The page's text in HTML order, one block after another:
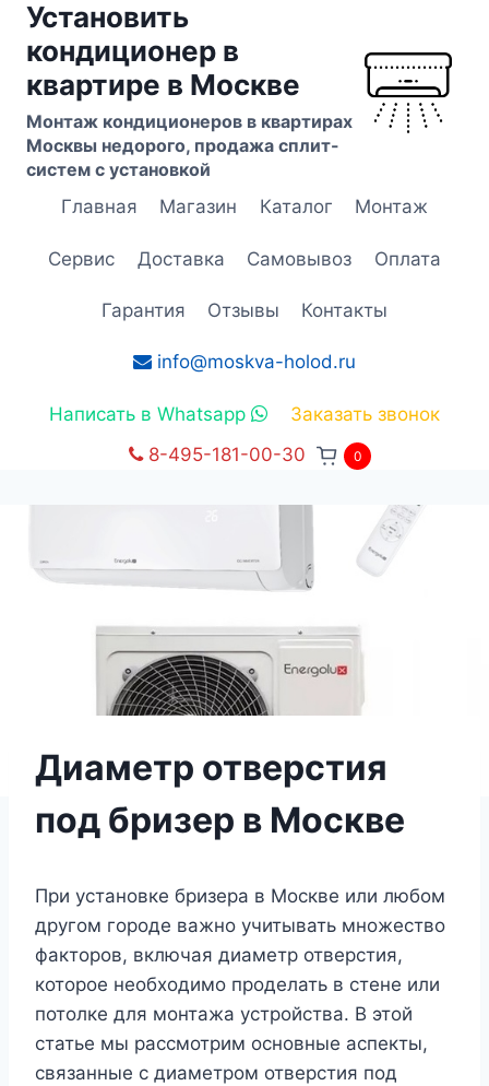
Перейти
содержимому
Установить
кондиционер в
квартире в Москве
Монтаж кондиционеров в квартирах
Москвы недорого, продажа сплит-
систем с установкой
Главная
Магазин Каталог Монтаж
Сервис Доставка Самовывоз Оплата
Гарантия Отзывы Контакты
info@moskva-holod.ru
Написать в Whatsapp
Заказать звонок
8-495-181-00-30
0
Диаметр отверстия
под бризер в Москве
При установке бризера в Москве или любом
другом городе важно учитывать множество
факторов, включая диаметр отверстия,
которое необходимо проделать в стене или
потолке для монтажа устройства. В этой
статье мы рассмотрим основные аспекты,
связанные с диаметром отверстия под